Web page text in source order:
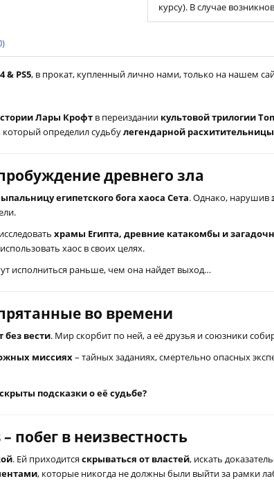
курсу). В случае
& PS5, в прокат, купленный лично нами, только на нашем
Лары Крофт в переиздании культовой трилогии
который определил судьбулегендарной
древнего зла
египетского бога хаоса Сета. Однако, нарушив
храмы Египта, древние катакомбы и
хаос в своих целях.
исполниться раньше, чем она найдет выход…
во времени
без вести. Мир скорбит по ней, а её друзья и союзники
миссиях– тайных заданиях, смертельно опасных
подсказки о её судьбе?
побег в неизвестность
. Ей приходится скрываться от властей, искать
, которые никогда не должны были выйти за рамки